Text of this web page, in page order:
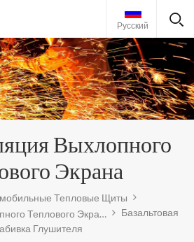
Русский
Выхлопного
Экрана
Тепловые Щиты
Теплоизоляция Выхлопного Теплового Экрана
Базальтовая
Глушителя